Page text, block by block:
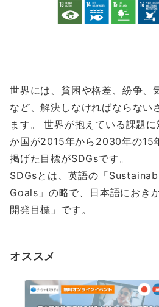
世界には、貧困や格差、紛争、
など、解決しなければならない
ます。 世界が抱えている課題
か国が2015年から2030年の15
掲げた目標がSDGsです。
SDGsとは、英語の「
Goals」の略で、日本語におき
開発目標」です。
オススメ